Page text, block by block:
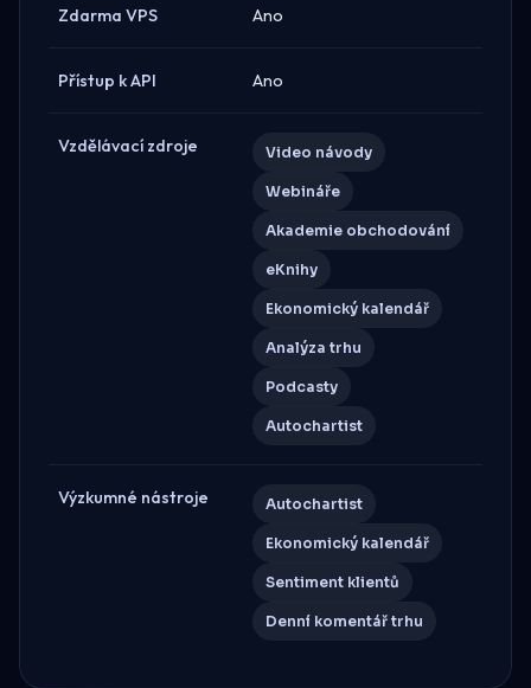
Zdarma VPS Ano
Přístup k API Ano
Vzdělávací zdroje Video návody
Webináře
Akademie obchodování
eKnihy
Ekonomický kalendář
Analýza trhu
Podcasty
Autochartist
Výzkumné nástroje Autochartist
Ekonomický kalendář
Sentiment klientů
Denní komentář trhu